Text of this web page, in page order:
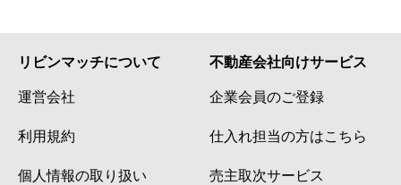
リビンマッチについて
運営会社
利用規約
個人情報の取り扱い
不動産会社向けサービス
企業会員のご登録
仕入れ担当の方はこちら
売主取次サービス